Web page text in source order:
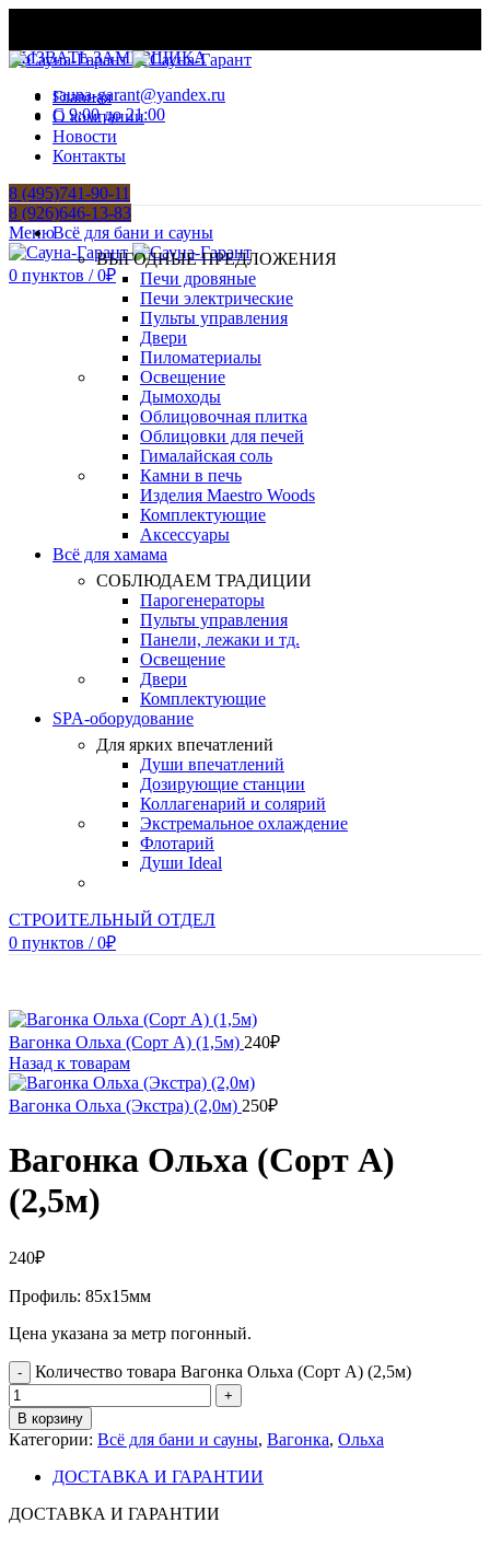
ВЫЗВАТЬ ЗАМЕРЩИКА
sauna-garant@yandex.ru
C 9:00 до 21:00
Главная
О компании
Новости
Контакты
8 (495)741-90-11
8 (926)646-13-83
Меню
0 пунктов / 0₽
Всё для бани и сауны
ВЫГОДНЫЕ ПРЕДЛОЖЕНИЯ
Печи дровяные
Печи электрические
Пульты управления
Двери
Пиломатериалы
Освещение
Дымоходы
Облицовочная плитка
Облицовки для печей
Гималайская соль
Камни в печь
Изделия Maestro Woods
Комплектующие
Аксессуары
Всё для хамама
СОБЛЮДАЕМ ТРАДИЦИИ
Парогенераторы
Пульты управления
Панели, лежаки и тд.
Освещение
Двери
Комплектующие
SPA-оборудование
Для ярких впечатлений
Души впечатлений
Дозирующие станции
Коллагенарий и солярий
Экстремальное охлаждение
Флотарий
Души Ideal
СТРОИТЕЛЬНЫЙ ОТДЕЛ
0 пунктов / 0₽
Вагонка Ольха (Сорт А) (1,5м) 240₽
Назад к товарам
Вагонка Ольха (Экстра) (2,0м) 250₽
Вагонка Ольха (Сорт А)
(2,5м)
240₽
Профиль: 85х15мм
Цена указана за метр погонный.
Количество товара Вагонка Ольха (Сорт А) (2,5м)
В корзину
Категории: Всё для бани и сауны, Вагонка, Ольха
ДОСТАВКА И ГАРАНТИИ
ДОСТАВКА И ГАРАНТИИ